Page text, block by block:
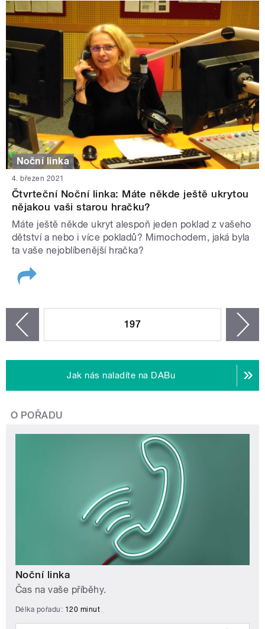
Noční linka
4. březen 2021
Čtvrteční Noční linka: Máte někde ještě ukrytou
nějakou vaši starou hračku?
Máte ještě někde ukryt alespoň jeden poklad z vašeho
dětství a nebo i více pokladů? Mimochodem, jaká byla
ta vaše nejoblíbenější hračka?
197
Jak nás naladíte na DABu
O POŘADU
Noční linka
Čas na vaše příběhy.
Délka pořadu: 120 minut